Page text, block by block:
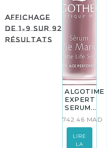
Affichage
de 1–9 sur 92
résultats
ALGOTIME
EXPERT
SERUM...
742.46 MAD
LIRE
LA